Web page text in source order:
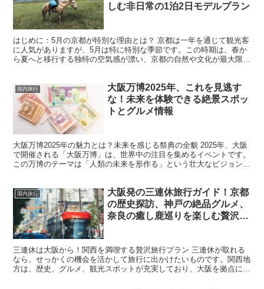
しむ非日常の1泊2日モデルプラン
はじめに：5月の京都が特別な理由とは？ 京都は一年を通じて観光客
に人気がありますが、5月は特に特別な季節です。この時期は、春か
ら夏へと移行する独特の空気感が漂い、京都の自然や文化が最大限に
国内旅行
大阪万博2025年、これを見逃す
な！未来を体験できる絶景スポッ
トとグルメ情報
大阪万博2025年の魅力とは？未来を感じる祭典の全貌 2025年、大阪
で開催される「大阪万博」は、世界中の注目を集めるイベントです。
この万博のテーマは「人類の未来を形作る」という壮大なビジョンに
国内旅行
大阪発の三連休旅行ガイド！京都
の歴史探訪、神戸の絶品グルメ、
奈良の癒し鹿巡りを楽しむ贅沢プ
三連休は大阪から！関西を満喫する贅沢旅行プラン 三連休が取れる
なら、せっかくの機会を活かして旅行に出かけたいものです。関西地
方は、歴史、グルメ、観光スポットが充実しており、大阪を拠点にす